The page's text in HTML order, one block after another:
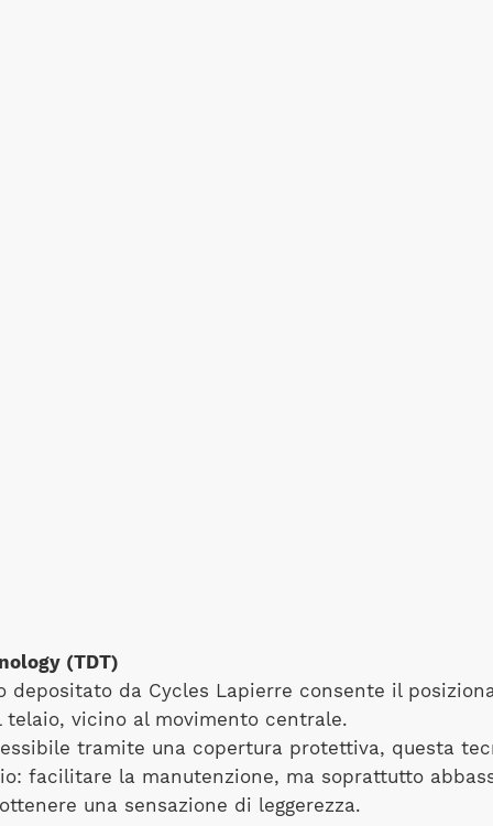
(TDT)
depositato da Cycles Lapierre consente il
telaio, vicino al movimento centrale.
tramite una copertura protettiva, questa
facilitare la manutenzione, ma soprattutto
una sensazione di leggerezza.